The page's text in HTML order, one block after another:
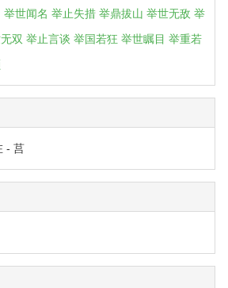
举世闻名 举止失措 举鼎拔山 举世无敌 举
双 举止言谈 举国若狂 举世瞩目 举重若
- 莒